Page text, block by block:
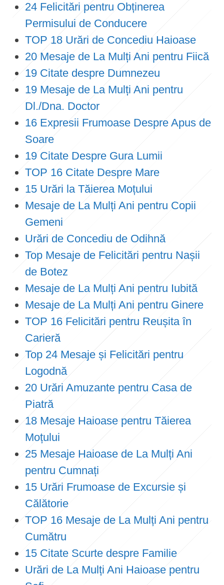
24 Felicitări pentru Obținerea
Permisului de Conducere
TOP 18 Urări de Concediu Haioase
20 Mesaje de La Mulți Ani pentru Fiică
19 Citate despre Dumnezeu
19 Mesaje de La Mulți Ani pentru
Dl./Dna. Doctor
16 Expresii Frumoase Despre Apus de
Soare
19 Citate Despre Gura Lumii
TOP 16 Citate Despre Mare
15 Urări la Tăierea Moțului
Mesaje de La Mulți Ani pentru Copii
Gemeni
Urări de Concediu de Odihnă
Top Mesaje de Felicitări pentru Nașii
de Botez
Mesaje de La Mulți Ani pentru Iubită
Mesaje de La Mulți Ani pentru Ginere
TOP 16 Felicitări pentru Reușita în
Carieră
Top 24 Mesaje și Felicitări pentru
Logodnă
20 Urări Amuzante pentru Casa de
Piatră
18 Mesaje Haioase pentru Tăierea
Moțului
25 Mesaje Haioase de La Mulți Ani
pentru Cumnați
15 Urări Frumoase de Excursie și
Călătorie
TOP 16 Mesaje de La Mulți Ani pentru
Cumătru
15 Citate Scurte despre Familie
Urări de La Mulți Ani Haioase pentru